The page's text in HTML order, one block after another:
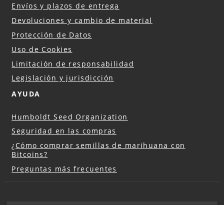
Envíos y plazos de entrega
Devoluciones y cambio de material
Protección de Datos
Uso de Cookies
Limitación de responsabilidad
Legislación y jurisdicción
AYUDA
Humboldt Seed Organization
Seguridad en las compras
¿Cómo comprar semillas de marihuana con
Bitcoins?
Preguntas más frecuentes